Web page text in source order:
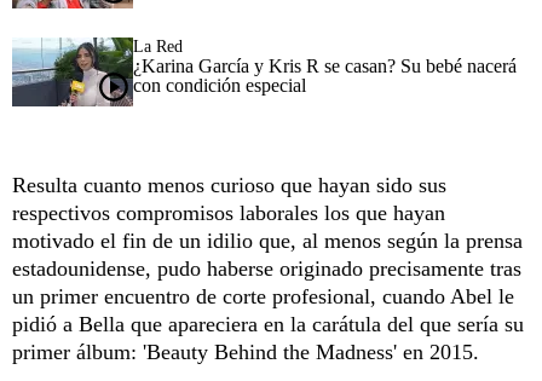
La Red
¿Karina García y Kris R se casan? Su bebé nacerá
con condición especial
Resulta cuanto menos curioso que hayan sido sus
respectivos compromisos laborales los que hayan
motivado el fin de un idilio que, al menos según la prensa
estadounidense, pudo haberse originado precisamente tras
un primer encuentro de corte profesional, cuando Abel le
pidió a Bella que apareciera en la carátula del que sería su
primer álbum: 'Beauty Behind the Madness' en 2015.